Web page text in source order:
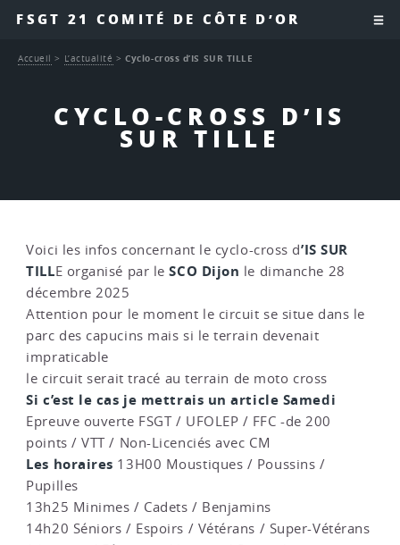
FSGT 21 COMITÉ DE CÔTE D’OR
CYCLO-CROSS D’IS
SUR TILLE
Accueil > L’actualité >Cyclo-cross d’IS SUR TILLE
Voici les infos concernant le cyclo-cross d’IS SUR
TILLE organisé par leSCO Dijon le dimanche 28
décembre 2025
Attention pour le moment le circuit se situe dans le
parc des capucins mais si le terrain devenait
impraticable
le circuit serait tracé au terrain de moto cross
Si c’est le cas je mettrais un article Samedi
Epreuve ouverte FSGT / UFOLEP / FFC -de 200
points / VTT / Non-Licenciés avec CM
Les horaires 13H00 Moustiques / Poussins /
Pupilles
13h25 Minimes / Cadets / Benjamins
14h20 Séniors / Espoirs / Vétérans / Super-Vétérans